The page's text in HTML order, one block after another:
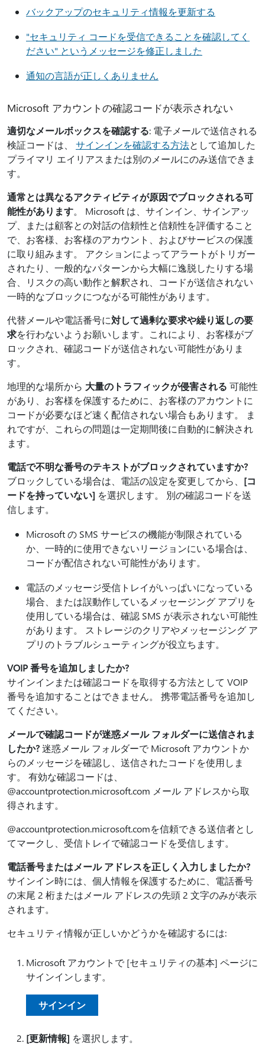
バックアップのセキュリティ情報を更新する
"セキュリティ コードを受信できることを確認してく
ださい" というメッセージを修正しました
通知の言語が正しくありません
Microsoft アカウントの確認コードが表示されない
適切なメールボックスを確認する: 電子メールで送信される
検証コードは、 サインインを確認する方法として追加した
プライマリ エイリアスまたは別のメールにのみ送信できま
す。
通常とは異なるアクティビティが原因でブロックされる可
能性があります。 Microsoft は、サインイン、サインアッ
プ、または顧客との対話の信頼性と信頼性を評価すること
で、お客様、お客様のアカウント、およびサービスの保護
に取り組みます。 アクションによってアラートがトリガー
されたり、一般的なパターンから大幅に逸脱したりする場
合、リスクの高い動作と解釈され、コードが送信されない
一時的なブロックにつながる可能性があります。
代替メールや電話番号に対して過剰な要求や繰り返しの要
求を行わないようお願いします。これにより、お客様がブ
ロックされ、確認コードが送信されない可能性がありま
す。
地理的な場所から 大量のトラフィックが侵害される 可能性
があり、お客様を保護するために、お客様のアカウントに
コードが必要なほど速く配信されない場合もあります。 ま
れですが、これらの問題は一定期間後に自動的に解決され
ます。
電話で不明な番号のテキストがブロックされていますか?
ブロックしている場合は、電話の設定を変更してから、 [コ
ードを持っていない] を選択します。 別の確認コードを送
信します。
Microsoft の SMS サービスの機能が制限されている
か、一時的に使用できないリージョンにいる場合は、
コードが配信されない可能性があります。
電話のメッセージ受信トレイがいっぱいになっている
場合、または誤動作しているメッセージング アプリを
使用している場合は、確認 SMS が表示されない可能性
があります。 ストレージのクリアやメッセージング ア
プリのトラブルシューティングが役立ちます。
VOIP 番号を追加しましたか?
サインインまたは確認コードを取得する方法として VOIP
番号を追加することはできません。 携帯電話番号を追加し
てください。
メールで確認コードが迷惑メール フォルダーに送信されま
したか?迷惑メール フォルダーで Microsoft アカウントか
らのメッセージを確認し、送信されたコードを使用しま
す。 有効な確認コードは、
@accountprotection.microsoft.com メール アドレスから取
得されます。
@accountprotection.microsoft.comを信頼できる送信者とし
てマークし、受信トレイで確認コードを受信します。
電話番号またはメール アドレスを正しく入力しましたか?
サインイン時には、個人情報を保護するために、電話番号
の末尾 2 桁またはメール アドレスの先頭 2 文字のみが表示
されます。
セキュリティ情報が正しいかどうかを確認するには:
Microsoft アカウントで [セキュリティの基本] ページに
サインインします。
サインイン
[更新情報] を選択します。